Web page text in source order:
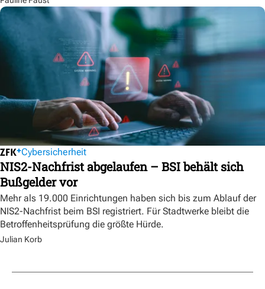
Cybersicherheit
NIS2-Nachfrist abgelaufen – BSI behält sich
Bußgelder vor
Mehr als 19.000 Einrichtungen haben sich bis zum Ablauf der
NIS2-Nachfrist beim BSI registriert. Für Stadtwerke bleibt die
Betroffenheitsprüfung die größte Hürde.
Julian Korb